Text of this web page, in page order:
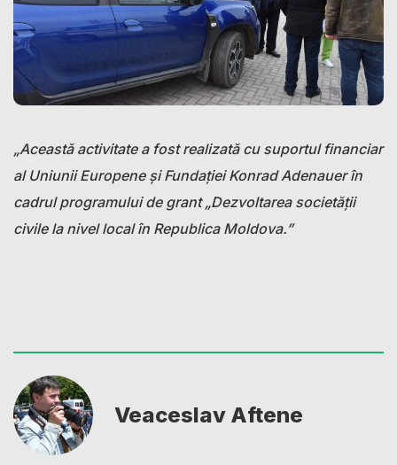
„Această activitate a fost realizată cu suportul financiar
al Uniunii Europene și Fundației Konrad Adenauer în
cadrul programului de grant „Dezvoltarea societății
civile la nivel local în Republica Moldova.”
Veaceslav Aftene